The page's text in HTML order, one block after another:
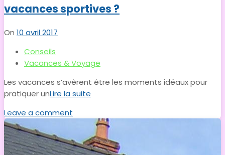
vacances sportives ?
On 10 avril 2017
Conseils
Vacances & Voyage
Les vacances s’avèrent être les moments idéaux pour
pratiquer unLire la suite
Leave a comment